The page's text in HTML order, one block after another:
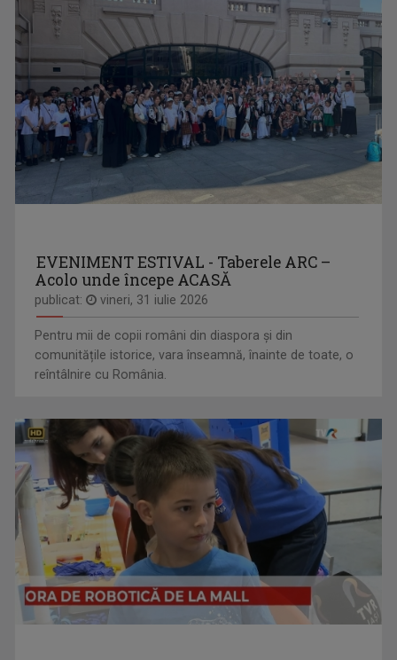
EVENIMENT ESTIVAL - Taberele ARC –
Acolo unde începe ACASĂ
publicat: vineri, 31 iulie 2026
Pentru mii de copii români din diaspora și din
comunitățile istorice, vara înseamnă, înainte de toate, o
reîntâlnire cu România.